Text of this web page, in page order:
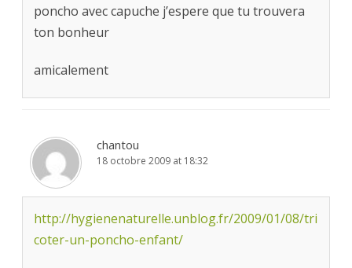
poncho avec capuche j’espere que tu trouvera
ton bonheur
amicalement
chantou
18 octobre 2009 at 18:32
http://hygienenaturelle.unblog.fr/2009/01/08/tri
coter-un-poncho-enfant/